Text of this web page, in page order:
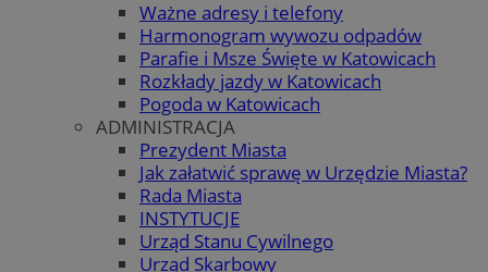
Ważne adresy i telefony
Harmonogram wywozu odpadów
Parafie i Msze Święte w Katowicach
Rozkłady jazdy w Katowicach
Pogoda w Katowicach
ADMINISTRACJA
Prezydent Miasta
Jak załatwić sprawę w Urzędzie Miasta?
Rada Miasta
INSTYTUCJE
Urząd Stanu Cywilnego
Urząd Skarbowy